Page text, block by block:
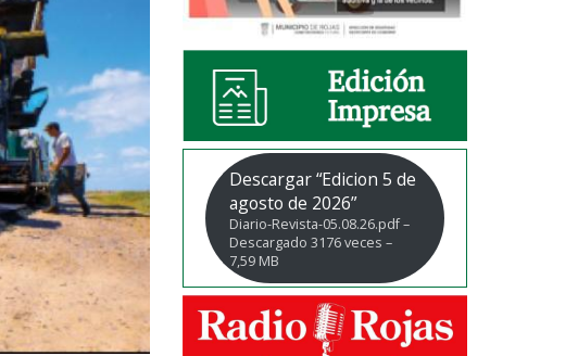
Descargar “Edicion 5 de
agosto de 2026”
Diario-Revista-05.08.26.pdf –
Descargado 3176 veces –
7,59 MB